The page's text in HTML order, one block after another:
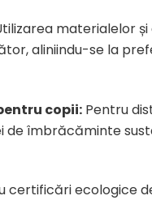
materialelor
aliniindu-se la
copii: Pentru
îmbrăcăminte
ecologice